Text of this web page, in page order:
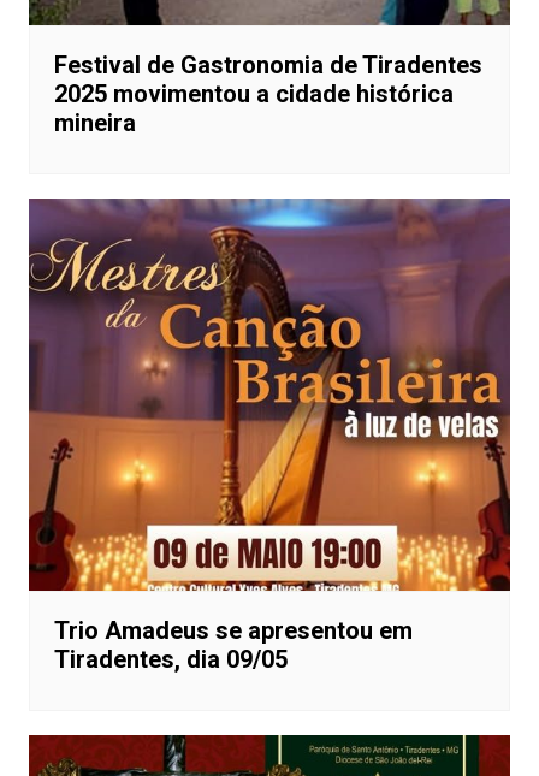
Festival de Gastronomia de Tiradentes
2025 movimentou a cidade histórica
mineira
Trio Amadeus se apresentou em
Tiradentes, dia 09/05